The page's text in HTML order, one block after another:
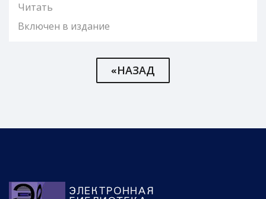
Читать
Включен в издание
«НАЗАД